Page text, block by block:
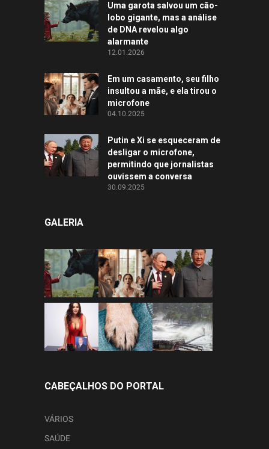
Uma garota salvou um cão-
lobo gigante, mas a análise
de DNA revelou algo
alarmante
12.01.2026
Em um casamento, seu filho
insultou a mãe, e ela tirou o
microfone
04.10.2025
Putin e Xi se esqueceram de
desligar o microfone,
permitindo que jornalistas
ouvissem a conversa
30.09.2025
GALERIA
CABEÇALHOS DO PORTAL
VÁRIOS
SAÚDE